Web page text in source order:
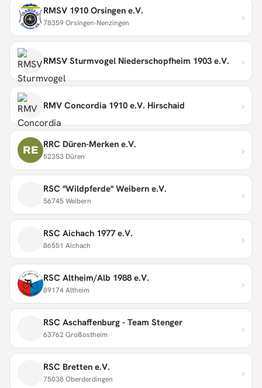
RMSV 1910 Orsingen e.V.
78359 Orsingen-Nenzingen ›
RMSV Sturmvogel Niederschopfheim 1903 e.V. ›
RMV Concordia 1910 e.V. Hirschaid ›
RE RRC Düren-Merken e.V.
52353 Düren ›
RSC "Wildpferde" Weibern e.V.
56745 Weibern ›
RSC Aichach 1977 e.V.
86551 Aichach ›
RSC Altheim/Alb 1988 e.V.
89174 Altheim ›
RSC Aschaffenburg - Team Stenger
63762 Großostheim ›
RSC Bretten e.V.
75038 Oberderdingen ›